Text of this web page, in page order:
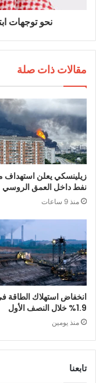
نحو توجهات
مقالات ذات صلة
زيلينسكي يعلن استهداف
نفط داخل العمق الروسي
منذ 9 ساعات
انخفاض استهلاك الطاقة في
1.9% خلال النصف الأول
منذ يومين
تابعنا